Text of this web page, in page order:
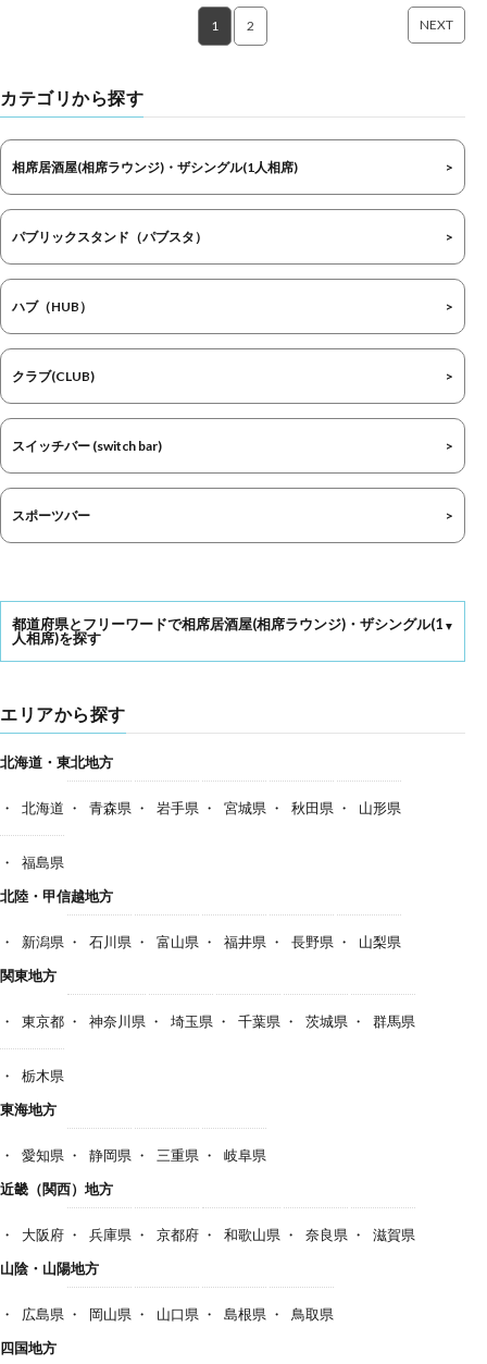
1 2 NEXT
カテゴリから探す
相席居酒屋(相席ラウンジ)・ザシングル(1人相席)
パブリックスタンド（パブスタ）
ハブ（HUB）
クラブ(CLUB)
スイッチバー (switch bar)
スポーツバー
都道府県とフリーワードで相席居酒屋(相席ラウンジ)・ザシングル(1
人相席)を探す
エリアから探す
北海道・東北地方
北海道 青森県 岩手県 宮城県 秋田県 山形県
福島県
北陸・甲信越地方
新潟県 石川県 富山県 福井県 長野県
山梨県
関東地方
東京都 神奈川県 埼玉県 千葉県 茨城県 群馬県
栃木県
東海地方
愛知県 静岡県 三重県
岐阜県
近畿（関西）地方
大阪府 兵庫県 京都府 和歌山県 奈良県
滋賀県
山陰・山陽地方
広島県 岡山県 山口県 島根県
鳥取県
四国地方